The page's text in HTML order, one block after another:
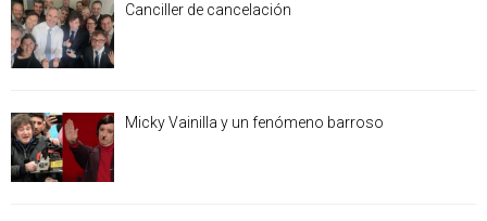
Canciller de cancelación
Micky Vainilla y un fenómeno barroso